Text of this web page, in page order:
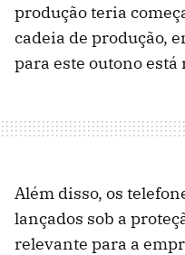
produção teria
cadeia de produção,
para este outono está
Além disso, os
lançados sob a
relevante para a